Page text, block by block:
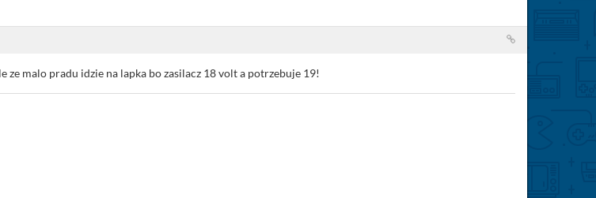
malo pradu idzie na lapka bo zasilacz 18 volt a potrzebuje 19!